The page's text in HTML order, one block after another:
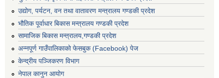
उद्योग, पर्यटन, वन तथा वातावरण मन्त्रालय गण्डकी प्रदेश
भौतिक पूर्वाधार बिकास मन्त्रालय गण्डकी प्रदेश
सामाजिक बिकास मन्त्रालय,गण्डकी प्रदेश
अन्नपूर्ण गाउँपालिकाको फेसबुक (Facebook) पेज
केन्द्रीय पञ्जिकरण विभाग
नेपाल कानुन आयोग